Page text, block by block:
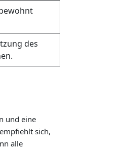
des
und eine
sich,
alle